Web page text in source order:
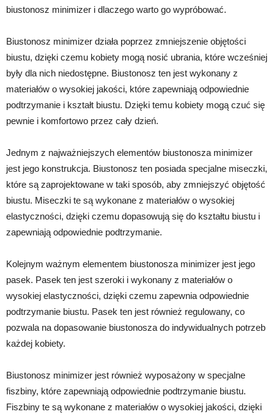
biustonosz minimizer i dlaczego warto go wypróbować.
Biustonosz minimizer działa poprzez zmniejszenie objętości
biustu, dzięki czemu kobiety mogą nosić ubrania, które wcześniej
były dla nich niedostępne. Biustonosz ten jest wykonany z
materiałów o wysokiej jakości, które zapewniają odpowiednie
podtrzymanie i kształt biustu. Dzięki temu kobiety mogą czuć się
pewnie i komfortowo przez cały dzień.
Jednym z najważniejszych elementów biustonosza minimizer
jest jego konstrukcja. Biustonosz ten posiada specjalne miseczki,
które są zaprojektowane w taki sposób, aby zmniejszyć objętość
biustu. Miseczki te są wykonane z materiałów o wysokiej
elastyczności, dzięki czemu dopasowują się do kształtu biustu i
zapewniają odpowiednie podtrzymanie.
Kolejnym ważnym elementem biustonosza minimizer jest jego
pasek. Pasek ten jest szeroki i wykonany z materiałów o
wysokiej elastyczności, dzięki czemu zapewnia odpowiednie
podtrzymanie biustu. Pasek ten jest również regulowany, co
pozwala na dopasowanie biustonosza do indywidualnych potrzeb
każdej kobiety.
Biustonosz minimizer jest również wyposażony w specjalne
fiszbiny, które zapewniają odpowiednie podtrzymanie biustu.
Fiszbiny te są wykonane z materiałów o wysokiej jakości, dzięki